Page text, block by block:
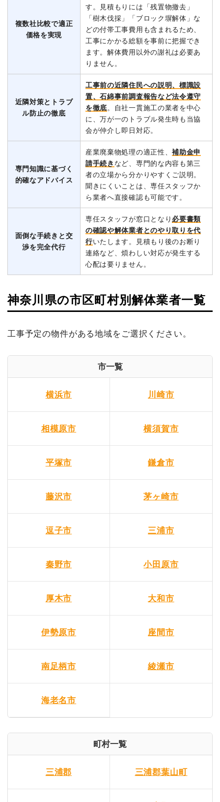
複数社比較で適正
価格を実現
す。見積もりには「残置物撤去」
「樹木伐採」「ブロック塀解体」な
どの付帯工事費用も含まれるため、
工事にかかる総額を事前に把握でき
ます。解体費用以外の謝礼は必要あ
りません。
近隣対策とトラブ
ル防止の徹底
工事前の近隣住民への説明、標識設
置、石綿事前調査報告など法令遵守
を徹底。自社一貫施工の業者を中心
に、万が一のトラブル発生時も当協
会が仲介し即日対応。
専門知識に基づく
的確なアドバイス
産業廃棄物処理の適正性、補助金申
請手続き など、専門的な内容も第三
者の立場から分かりやすくご説明。
聞きにくいことは、専任スタッフか
ら業者へ直接確認も可能です。
面倒な手続きと交
渉を完全代行
専任スタッフが窓口となり 必要書類
の確認や解体業者とのやり取りを代
行いたします。見積もり後のお断り
連絡など、煩わしい対応が発生する
心配は要りません。
神奈川県の市区町村別解体業者一覧
工事予定の物件がある地域をご選択ください。
市一覧
横浜市 川崎市
相模原市 横須賀市
平塚市 鎌倉市
藤沢市 茅ヶ崎市
逗子市 三浦市
秦野市 小田原市
厚木市 大和市
伊勢原市 座間市
南足柄市 綾瀬市
海老名市
町村一覧
三浦郡 三浦郡葉山町